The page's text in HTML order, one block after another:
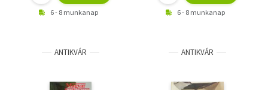
6 - 8 munkanap 6 - 8 munkanap
ANTIKVÁR ANTIKVÁR